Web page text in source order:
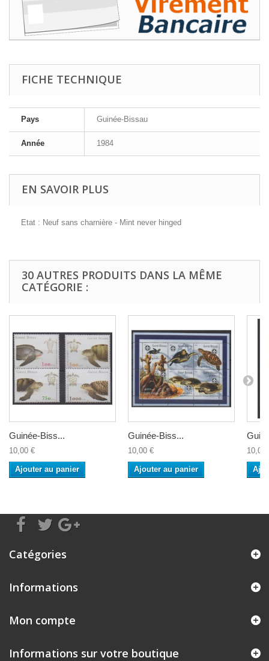
FICHE TECHNIQUE
Pays Guinée-Bissau
Année 1984
EN SAVOIR PLUS
Etat : Neuf sans charnière - Mint never hinged
30 AUTRES PRODUITS DANS LA MÊME
CATÉGORIE :
Guinée-Biss...
10,00 €
Ajouter au panier
Guinée-Biss...
10,00 €
Ajouter au panier
10,00
Catégories
Informations
Mon compte
Informations sur votre boutique